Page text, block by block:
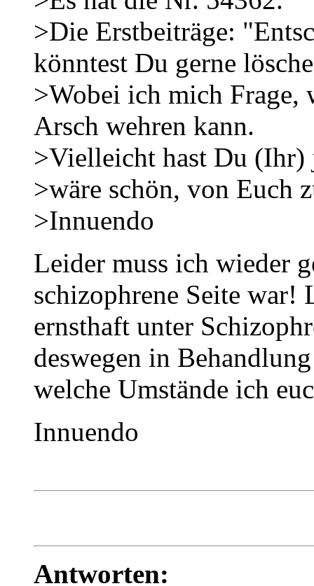
>Die Erstbeiträge:
könntest Du gerne
>Wobei ich mich Frage,
Arsch wehren kann.
>Vielleicht hast Du (Ihr)
>wäre schön, von Euch
>Innuendo
Leider muss ich wieder
schizophrene Seite war!
ernsthaft unter
deswegen in
welche Umstände ich
Innuendo
Antworten: